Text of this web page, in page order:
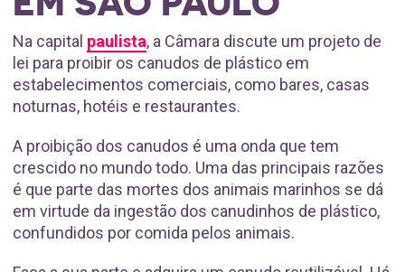
Na capital paulista, a Câmara discute um projeto de
lei para proibir os canudos de plástico em
estabelecimentos comerciais, como bares, casas
noturnas, hotéis e restaurantes.
A proibição dos canudos é uma onda que tem
crescido no mundo todo. Uma das principais razões
é que parte das mortes dos animais marinhos se dá
em virtude da ingestão dos canudinhos de plástico,
confundidos por comida pelos animais.